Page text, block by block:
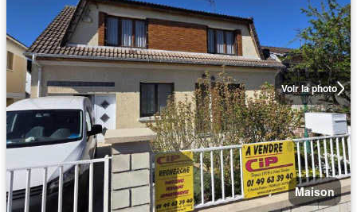
Voir la photo
Maison